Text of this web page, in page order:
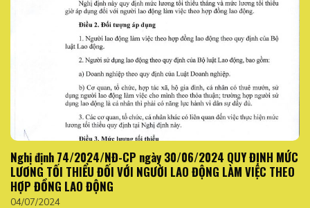
Nghị định 74/2024/NĐ-CP ngày 30/06/2024 QUY ĐỊNH MỨC
LƯƠNG TỐI THIỂU ĐỐI VỚI NGƯỜI LAO ĐỘNG LÀM VIỆC THEO
HỢP ĐỒNG LAO ĐỘNG
04/07/2024